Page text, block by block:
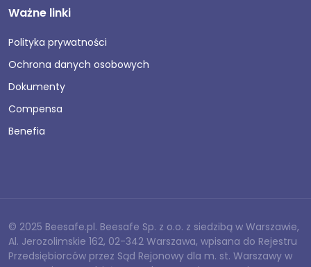
Ważne linki
Polityka prywatności
Ochrona danych osobowych
Dokumenty
Compensa
Benefia
© 2025 Beesafe.pl. Beesafe Sp. z o.o. z siedzibą w Warszawie,
Al. Jerozolimskie 162, 02-342 Warszawa, wpisana do Rejestru
Przedsiębiorców przez Sąd Rejonowy dla m. st. Warszawy w